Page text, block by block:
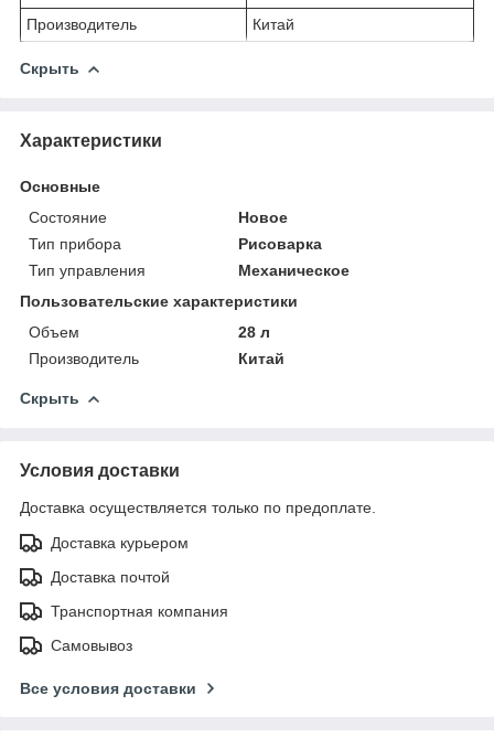
Производитель
Китай
Скрыть
Характеристики
Основные
Состояние
Новое
Тип прибора
Рисоварка
Тип управления
Механическое
Пользовательские характеристики
Объем
28 л
Производитель
Китай
Скрыть
Условия доставки
Доставка осуществляется только по предоплате.
Доставка курьером
Доставка почтой
Транспортная компания
Самовывоз
Все условия доставки